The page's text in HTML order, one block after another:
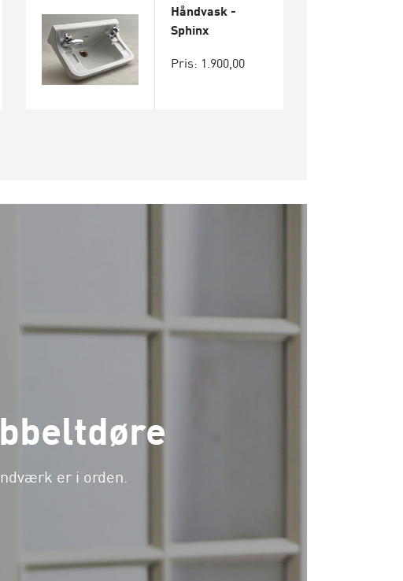
Håndvask -
Sphinx
Pris: 1.900,00
er i orden.